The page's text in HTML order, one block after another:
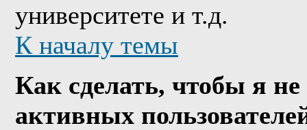
университете и т.д.
К началу темы
Как сделать, чтобы я
активных